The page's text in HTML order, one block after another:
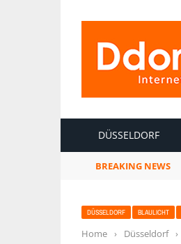
DÜSSELDORF
BREAKING NEWS
DÜSSELDORF BLAULICHT
Home › Düsseldorf ›